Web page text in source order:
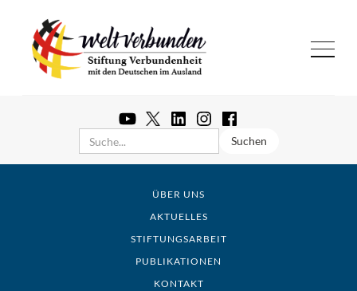
ÜBER UNS
AKTUELLES
STIFTUNGSARBEIT
PUBLIKATIONEN
KONTAKT